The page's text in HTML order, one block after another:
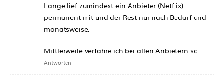
Lange lief zumindest ein Anbieter (Netflix)
permanent mit und der Rest nur nach Bedarf und
monatsweise.
Mittlerweile verfahre ich bei allen Anbietern so.
Antworten